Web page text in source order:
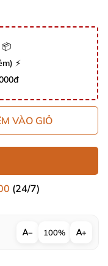
📦
⚡
VÀO GIỎ
(24/7)
− 100% +